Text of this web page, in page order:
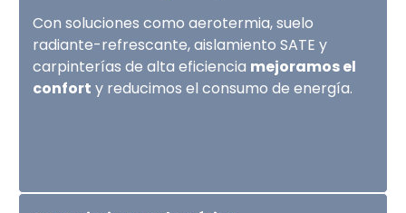
Con soluciones como aerotermia, suelo
radiante-refrescante, aislamiento SATE y
carpinterías de alta eficiencia mejoramos el
confort y reducimos el consumo de energía.